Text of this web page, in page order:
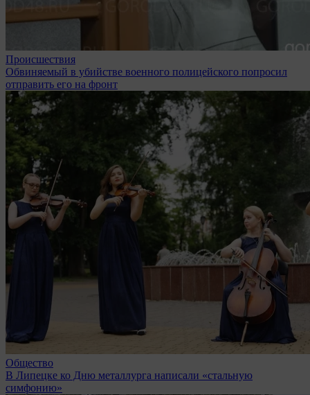
Происшествия
Обвиняемый в убийстве военного полицейского попросил
отправить его на фронт
Общество
В Липецке ко Дню металлурга написали «стальную
симфонию»